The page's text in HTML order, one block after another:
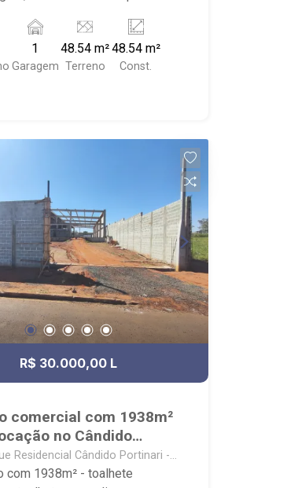
Supermercados,
Tibursiu`s - Botânico; -
Imóveis, referência em venda,
- processos rápidos e
- análise criteriosa de
- com foco: Zona Sul,
Centro e Bonfim Paulista; -
Compra e Locação,
é Ribeirão Imóveis - sede na
João Fiusa;
1
Garagem
48.54 m²
Terreno
48.54 m²
Const.
R$ 30.000,00 L
comercial com 1938m²
no Cândido
Residencial Cândido Portinari -
Preto/SP
com 1938m² - toalhete